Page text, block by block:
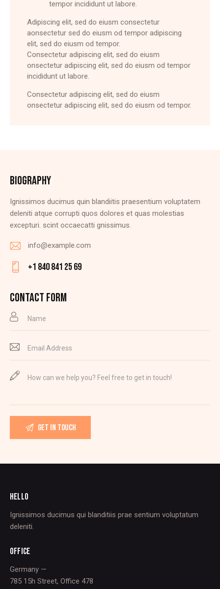
tempor incididunt ut labore.
Adipiscing elit, sed do eiusm consectetur
aonsectetur sed do eiusm od tempor adipiscing
elit, sed do eiusm od tempor.
Consectetur adipiscing elit, sed do eiusm
onsectetur adipiscing elit, sed do eiusm od tempor
incididunt ut labore.
Consectetur adipiscing elit, sed do eiusm
onsectetur adipiscing elit, sed do eiusm od tempor.
BIOGRAPHY
Ignissimos ducimus quin blandiitis praesentium voluptatem
deleniti atque corrupti quos dolores et quas molestias
excepturi. scint occaecatti gnissimus.
E-
m
:
info@example.com
on
e:
+1 840 841 25 69
CONTACT FORM
HELLO
Ignissimos ducimus qui blanditiis prae sentium voluptatum
deleniti.
OFFICE
Germany —
785 15h Street, Office 478